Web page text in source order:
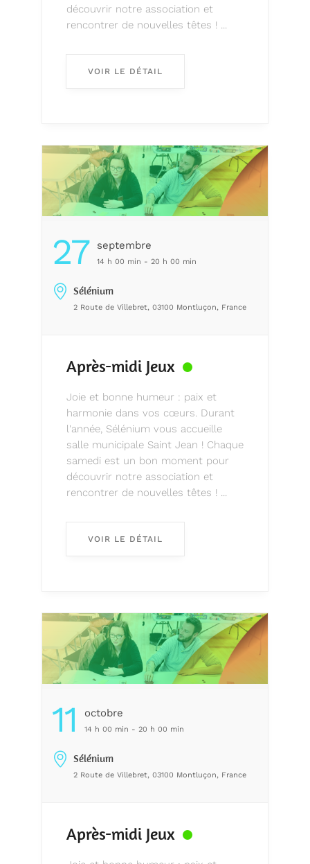
découvrir notre association et
rencontrer de nouvelles têtes ! ...
VOIR LE DÉTAIL
27 Septembre
14 h 00 min - 20 h 00 min
Sélénium
2 Route de Villebret, 03100 Montluçon, France
Après-midi Jeux
Joie et bonne humeur : paix et
harmonie dans vos cœurs. Durant
l'année, Sélénium vous accueille
salle municipale Saint Jean ! Chaque
samedi est un bon moment pour
découvrir notre association et
rencontrer de nouvelles têtes ! ...
VOIR LE DÉTAIL
11 Octobre
14 h 00 min - 20 h 00 min
Sélénium
2 Route de Villebret, 03100 Montluçon, France
Après-midi Jeux